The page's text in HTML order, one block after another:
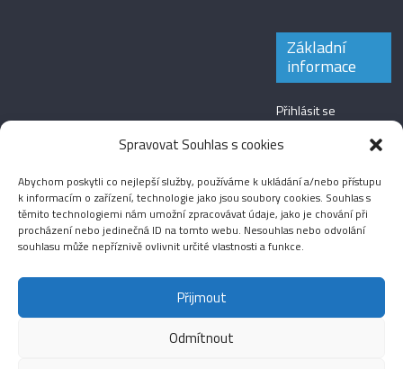
Spravovat Souhlas s cookies
Abychom poskytli co nejlepší služby, používáme k ukládání a/nebo přístupu
k informacím o zařízení, technologie jako jsou soubory cookies. Souhlas s
těmito technologiemi nám umožní zpracovávat údaje, jako je chování při
procházení nebo jedinečná ID na tomto webu. Nesouhlas nebo odvolání
souhlasu může nepříznivě ovlivnit určité vlastnosti a funkce.
Přijmout
Odmítnout
Základní
informace
Přihlásit se
Zdroj kanálů
Kanál komentářů
Česká lokalizace
Fotografie Audio